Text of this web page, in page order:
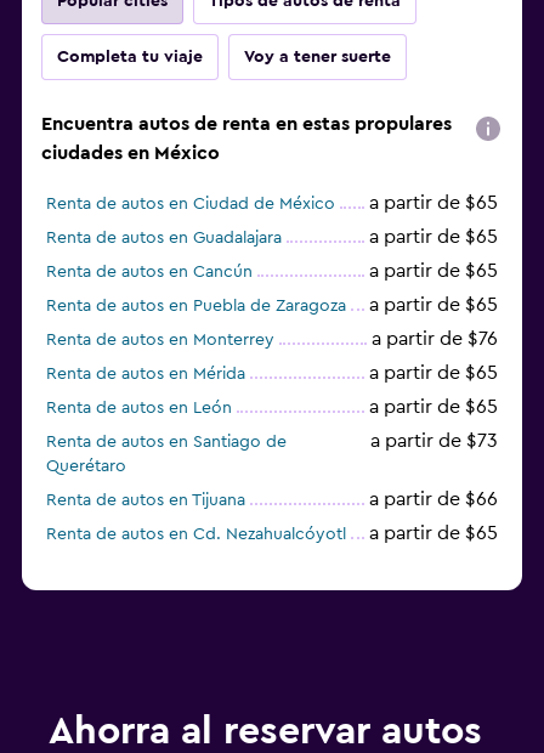
Completa tu viaje Voy a tener suerte
Encuentra autos de renta en estas propulares
ciudades en México
Renta de autos en Ciudad de México a partir de $65
Renta de autos en Guadalajara a partir de $65
Renta de autos en Cancún a partir de $65
Renta de autos en Puebla de Zaragoza a partir de $65
Renta de autos en Monterrey a partir de $76
Renta de autos en Mérida a partir de $65
Renta de autos en León a partir de $65
Renta de autos en Santiago de
Querétaro
a partir de $73
Renta de autos en Tijuana a partir de $66
Renta de autos en Cd. Nezahualcóyotl a partir de $65
Ahorra al reservar autos